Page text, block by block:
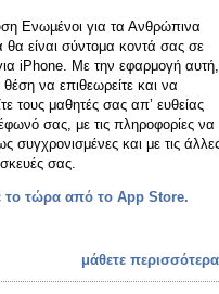
Ενωµένοι για τα Ανθρώπινα
θα είναι σύντομα κοντά σας σε
iPhone. Με την εφαρμογή αυτή,
θέση να επιθεωρείτε και να
τους μαθητές σας απ’ ευθείας
σας, με τις πληροφορίες να
συγχρονισμένες και με τις
σας.
το τώρα από το App Store.
μάθετε